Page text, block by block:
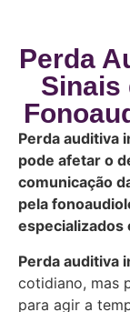
Perda
Sinais
Perda auditiva
pode afetar o
comunicação
pela
especializados
Perda auditiva
cotidiano, mas
para agir a